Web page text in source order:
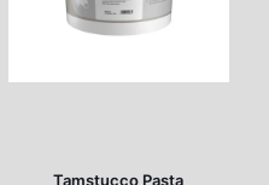
Tamstucco Pasta